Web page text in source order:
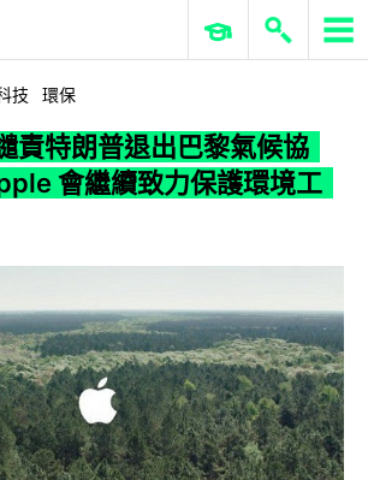
ERP 與商業 AI
技 環保
責特朗普退出巴黎氣候協
會繼續致力保護環境工